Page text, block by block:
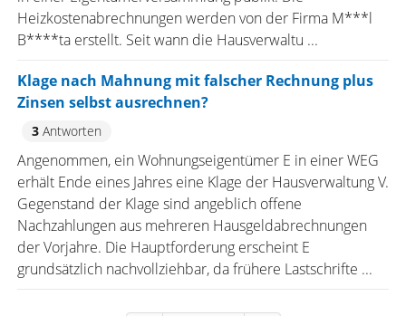
Heizkostenabrechnungen werden von der Firma M***l
B****ta erstellt. Seit wann die Hausverwaltu ...
Klage nach Mahnung mit falscher Rechnung plus
Zinsen selbst ausrechnen?
3Antworten
Angenommen, ein Wohnungseigentümer E in einer WEG
erhält Ende eines Jahres eine Klage der Hausverwaltung V.
Gegenstand der Klage sind angeblich offene
Nachzahlungen aus mehreren Hausgeldabrechnungen
der Vorjahre. Die Hauptforderung erscheint E
grundsätzlich nachvollziehbar, da frühere Lastschrifte ...